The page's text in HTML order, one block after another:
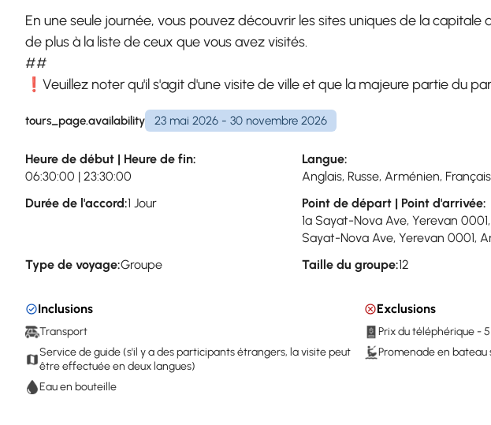
En une seule journée, vous pouvez découvrir les sites uniques de la
de plus à la liste de ceux que vous avez visités.
##
❗Veuillez noter qu'il s'agit d'une visite de ville et que la majeure partie du
tours_page.availability 23 mai 2026 - 30 novembre 2026
Heure de début | Heure de fin:
06:30:00 | 23:30:00
Langue:
Anglais, Russe, Arménien,
Durée de l'accord:1 Jour
Point de départ | Point d'arrivée:
1a Sayat-Nova Ave, Yerevan
Sayat-Nova Ave, Yerevan 0001,
Type de voyage:Groupe Taille du groupe:12
Inclusions
Transport
Service de guide (s'il y a des participants étrangers, la visite peut
être effectuée en deux langues)
Eau en bouteille
Exclusions
Prix du téléphérique -
Promenade en bateau